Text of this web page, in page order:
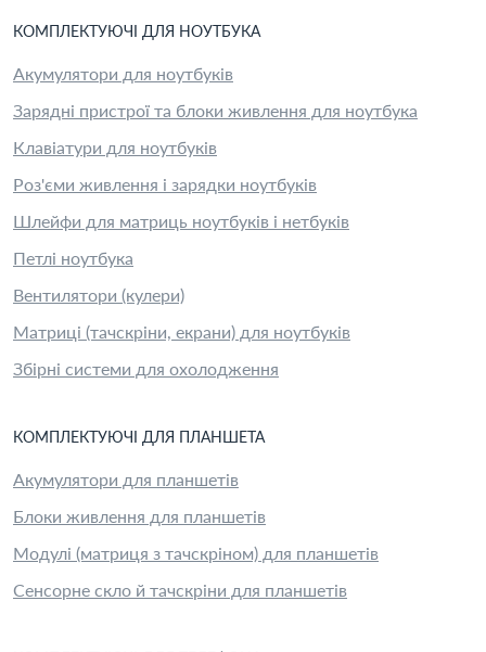
КОМПЛЕКТУЮЧІ ДЛЯ НОУТБУКА
Акумулятори для ноутбуків
Зарядні пристрої та блоки живлення для ноутбука
Клавіатури для ноутбуків
Роз'єми живлення і зарядки ноутбуків
Шлейфи для матриць ноутбуків і нетбуків
Петлі ноутбука
Вентилятори (кулери)
Матриці (тачскріни, екрани) для ноутбуків
Збірні системи для охолодження
КОМПЛЕКТУЮЧІ ДЛЯ ПЛАНШЕТА
Акумулятори для планшетів
Блоки живлення для планшетів
Модулі (матриця з тачскріном) для планшетів
Сенсорне скло й тачскріни для планшетів